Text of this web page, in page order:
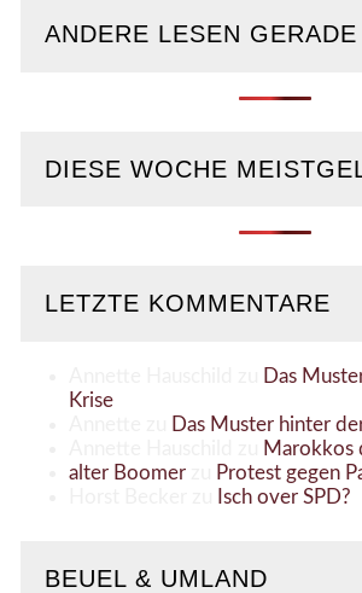
ANDERE LESEN GERADE
DIESE WOCHE
LETZTE KOMMENTARE
Das
Krise
Das Muster hinter
Marokkos
alter Boomerzu
Protest gegen
Isch over SPD?
BEUEL & UMLAND